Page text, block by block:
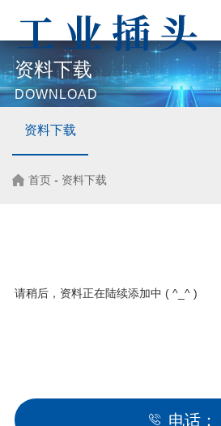
资料下载
DOWNLOAD
资料下载
首页 - 资料下载
请稍后，资料正在陆续添加中 ( ^_^ )
电话：